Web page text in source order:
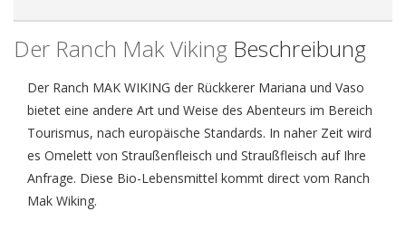
Der Ranch Mak Viking Beschreibung
Der Ranch MAK WIKING der Rückkerer Mariana und Vaso
bietet eine andere Art und Weise des Abenteurs im Bereich
Tourismus, nach europäische Standards. In naher Zeit wird
es Omelett von Straußenfleisch und Straußfleisch auf Ihre
Anfrage. Diese Bio-Lebensmittel kommt direct vom Ranch
Mak Wiking.